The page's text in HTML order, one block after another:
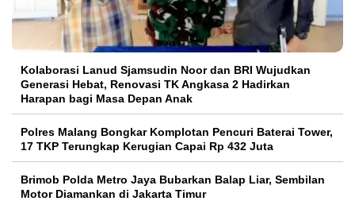
Kolaborasi Lanud Sjamsudin Noor dan BRI Wujudkan
Generasi Hebat, Renovasi TK Angkasa 2 Hadirkan
Harapan bagi Masa Depan Anak
Polres Malang Bongkar Komplotan Pencuri Baterai Tower,
17 TKP Terungkap Kerugian Capai Rp 432 Juta
Brimob Polda Metro Jaya Bubarkan Balap Liar, Sembilan
Motor Diamankan di Jakarta Timur